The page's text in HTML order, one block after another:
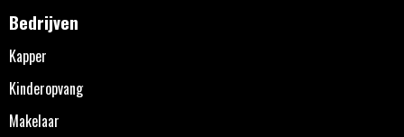
Bedrijven
Kapper
Kinderopvang
Makelaar